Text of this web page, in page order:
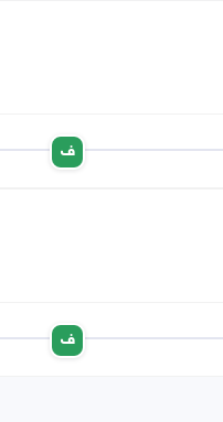
ف
ف